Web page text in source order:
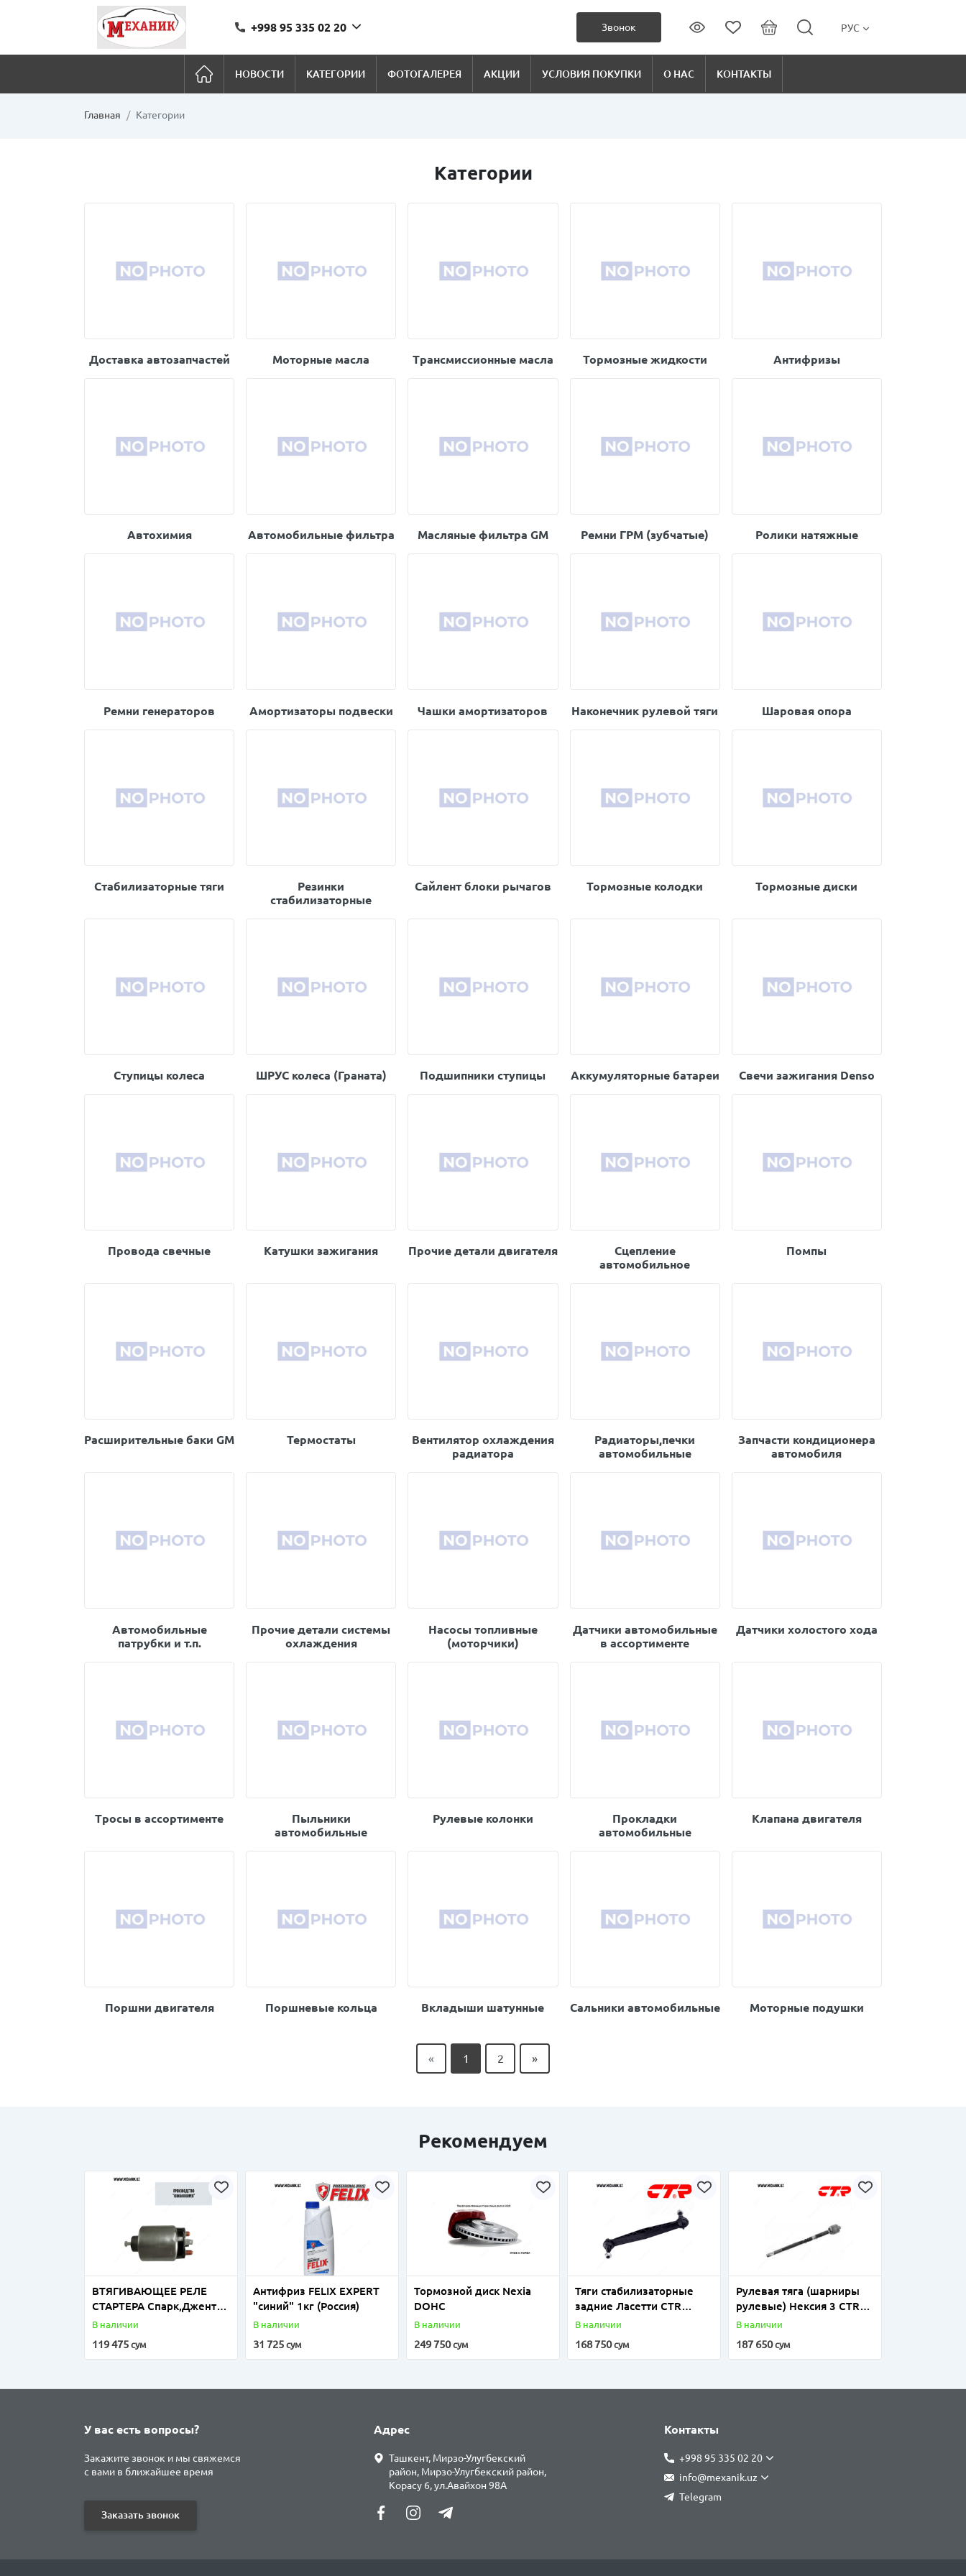
+998 95 335 02 20 Звонок РУС
НОВОСТИ КАТЕГОРИИ ФОТОГАЛЕРЕЯ АКЦИИ УСЛОВИЯ ПОКУПКИ О НАС КОНТАКТЫ
Главная Категории
Категории
Доставка автозапчастей Моторные масла Трансмиссионные масла Тормозные жидкости Антифризы
Автохимия Автомобильные фильтра Масляные фильтра GM Ремни ГРМ (зубчатые) Ролики натяжные
Ремни генераторов Амортизаторы подвески Чашки амортизаторов Наконечник рулевой тяги Шаровая опора
Стабилизаторные тяги
Резинки
стабилизаторные
Сайлент блоки рычагов Тормозные колодки Тормозные диски
Ступицы колеса ШРУС колеса (Граната) Подшипники ступицы Аккумуляторные батареи Свечи зажигания Denso
Провода свечные Катушки зажигания Прочие детали двигателя
Сцепление
автомобильное
Помпы
Расширительные баки GM Термостаты
Вентилятор охлаждения
радиатора
Радиаторы,печки
автомобильные
Запчасти кондиционера
автомобиля
Автомобильные
патрубки и т.п.
Прочие детали системы
охлаждения
Насосы топливные
(моторчики)
Датчики автомобильные
в ассортименте
Датчики холостого хода
Тросы в ассортименте
Пыльники
автомобильные
Рулевые колонки
Прокладки
автомобильные
Клапана двигателя
Поршни двигателя Поршневые кольца Вкладыши шатунные Сальники автомобильные Моторные подушки
« 1 2 »
Рекомендуем
ВТЯГИВАЮЩЕЕ РЕЛЕ
СТАРТЕРА Спарк,Джентра
с контактом (Ю.КОРЕЯ)
В наличии
119 475 сум
Антифриз FELIX EXPERT
"синий" 1кг (Россия)
В наличии
31 725 сум
Тормозной диск Nexia
DOHC
В наличии
249 750сум
Тяги стабилизаторные
задние Ласетти CTR
(Ю.Корея)
В наличии
168 750сум
Рулевая тяга (шарниры
рулевые) Нексия 3 CTR
(Ю.Корея)
В наличии
187 650сум
У вас есть вопросы?
Закажите звонок и мы свяжемся
с вами в ближайшее время
Заказать звонок
Адрес
Ташкент, Мирзо-Улугбекский
район, Мирзо-Улугбекский район,
Корасу 6, ул.Авайхон 98А
Контакты
+998 95 335 02 20
info@mexanik.uz
Telegram